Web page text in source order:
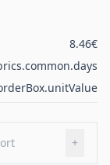
8.46€
+